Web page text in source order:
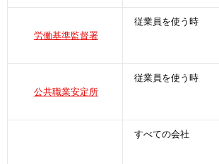
労働基準監督署
従業員を使う時
公共職業安定所
従業員を使う時
すべての会社